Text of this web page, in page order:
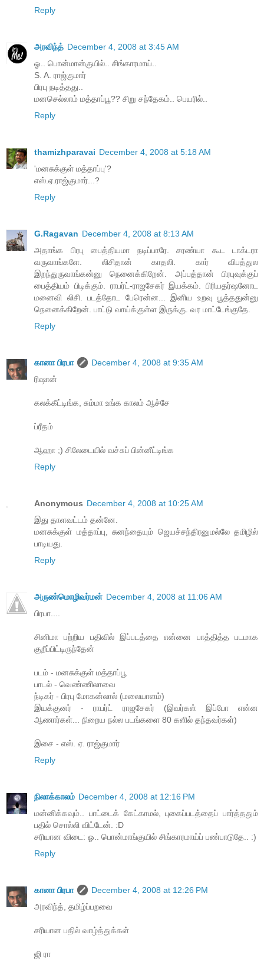
Reply
அரவிந்த் December 4, 2008 at 3:45 AM
ஓ.. பொன்மான்குயில்.. சிங்காரமாய்..
S. A. ராஜ்குமார்
பிரபு நடித்தது..
மனசெல்லாம் மத்தாப்பூ?? சிறு சந்தேகம்.. பெயரில்..
Reply
thamizhparavai December 4, 2008 at 5:18 AM
'மனசுக்குள் மத்தாப்பு'?
எஸ்.ஏ.ராஜ்குமார்...?
Reply
G.Ragavan December 4, 2008 at 8:13 AM
அதாங்க பிரபு பைத்தியமா நடிப்பாரே. சரண்யா கூட டாக்டரா
வருவாங்களே. லிசிதான் காதலி. கார் விபத்துல
இறந்துருவாங்கன்னு நெனைக்கிறேன். அப்பத்தான் பிரபுவுக்குப்
பைத்தியம் பிடிக்கும். ராபர்ட்-ராஜசேகர் இயக்கம். பிரியதர்ஷனோட
மனைவி லிசி. படத்தோட பேரென்ன... இனிய உறவு பூத்ததுன்னு
நெனைக்கிறேன். பாட்டு வாய்க்குள்ள இருக்கு. வர மாட்டேங்குதே.
Reply
கானா பிரபா
December 4, 2008 at 9:35 AM
ரிஷான்
கலக்கீட்டிங்க, சும்மா உங்க காலம் ஆச்சே
ப்ரீதம்
ஆஹா ;‍) சிலேடையில் வச்சுப் பின்னீட்டிங்க
Reply
Anonymous December 4, 2008 at 10:25 AM
இது தாளவட்டம் தன்னே.
மனசுக்குள் மத்தாப்பு, சுனந்தையும் ஜெயச்சந்திரனுமல்லே தமிழில்
பாடியது.
Reply
அருண்மொழிவர்மன் December 4, 2008 at 11:06 AM
பிரபா....
சினிமா பற்றிய பதிவில் இப்படத்தை என்னை பாத்தித்த படமாக
குறீப்பிட்டிருந்தேன்
படம் - மனசுக்குள் மத்தாப்பூ
பாடல் - வெண்ணிலாவை
ந்டிகர் - பிரபு மோகன்லால் (மலையாளம்)
இயக்குனர் - ராபர்ட் ராஜசேகர் (இவர்கள் இப்போ என்ன
ஆணார்கள்... நிறைய நல்ல படங்களை 80 களில் தந்தவர்கள்)
இசை - எஸ். ஏ. ராஜ்குமார்
Reply
நிலாக்காலம் December 4, 2008 at 12:16 PM
மன்னிக்கவும்.. பாட்டைக் கேட்காமல், புகைப்படத்தைப் பார்த்ததும்
பதில் சொல்லி விட்டேன். :D
சரியான விடை: ஓ.. பொன்மாங்குயில் சிங்காரமாய்ப் பண்பாடுதே.. :)
Reply
கானா பிரபா
December 4, 2008 at 12:26 PM
அரவிந்த், தமிழ்ப்பறவை
சரியான பதில் வாழ்த்துக்கள்
ஜி ரா